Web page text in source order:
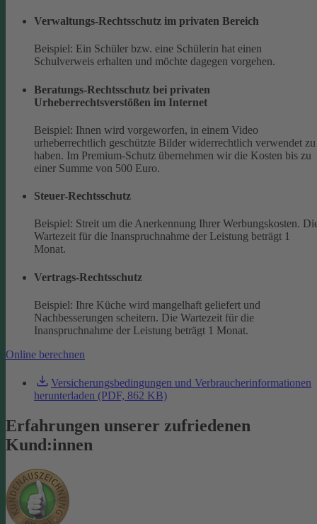
Verwaltungs-Rechtsschutz im privaten Bereich
Beispiel: Ein Schüler bzw. eine Schülerin hat einen
Schulverweis erhalten und möchte dagegen vorgehen.
Beratungs-Rechtsschutz bei privaten
Urheberrechtsverstößen im Internet
Beispiel: Ihnen wird vorgeworfen, in einem Video
urheberrechtlich geschützte Bilder widerrechtlich verwendet zu
haben. Im Premium-Schutz übernehmen wir die Kosten bis zu
einer Summe von 500 Euro.
Steuer-Rechtsschutz
Beispiel: Streit um die Anerkennung Ihrer Werbungskosten.
Wartezeit für die Inanspruchnahme der Leistung beträgt 1
Monat.
Vertrags-Rechtsschutz
Beispiel: Ihre Küche wird mangelhaft geliefert und
Nachbesserungen scheitern. Die Wartezeit für die
Inanspruchnahme der Leistung beträgt 1 Monat.
Online berechnen
Versicherungsbedingungen und Verbraucherinformationen
herunterladen (PDF, 862 KB)
Erfahrungen unserer zufriedenen
Kund:innen